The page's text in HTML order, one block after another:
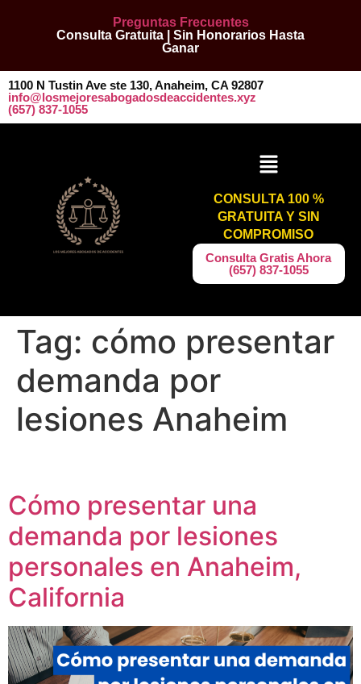
Preguntas Frecuentes
Consulta Gratuita | Sin Honorarios Hasta
Ganar
1100 N Tustin Ave ste 130, Anaheim, CA 92807
info@losmejoresabogadosdeaccidentes.xyz
​​(657) 837-1055
CONSULTA 100 %
GRATUITA Y SIN
COMPROMISO
​​Consulta Gratis Ahora
(657) 837-1055
Tag: cómo presentar
demanda por
lesiones Anaheim
Cómo presentar una
demanda por lesiones
personales en Anaheim,
California